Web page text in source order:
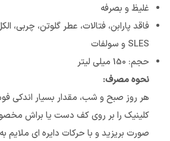
غلیظ و بصرفه
SLES و سولفات
حجم: 150 میلی لیتر
نحوه مصرف:
هر روز صبح و شب، مقدار بسیار
کلینیک را بر روی کف دست یا براش
صورت بریزید و با حرکات دایره ای ملایم